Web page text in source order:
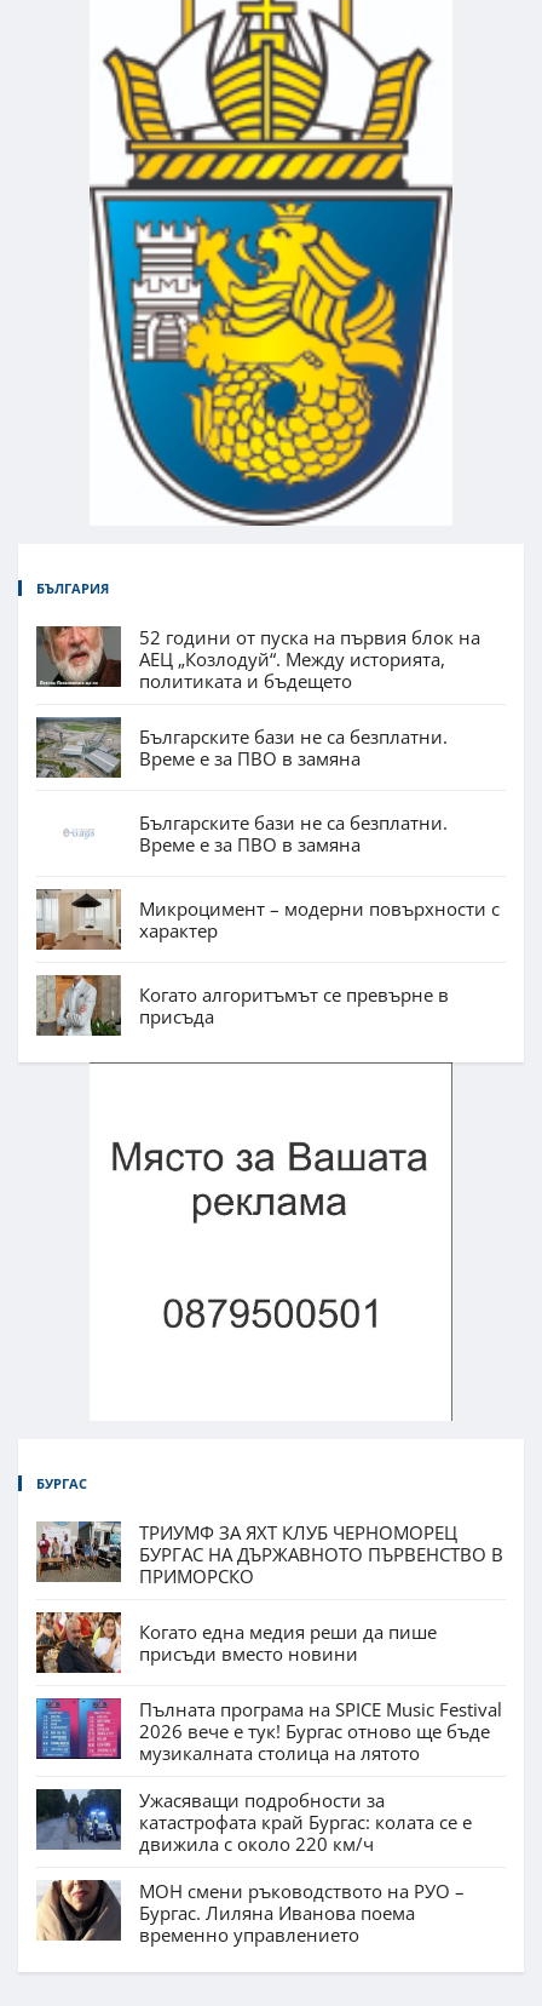
БЪЛГАРИЯ
52 години от пуска на първия блок на
АЕЦ „Козлодуй“. Между историята,
политиката и бъдещето
Българските бази не са безплатни.
Време е за ПВО в замяна
Българските бази не са безплатни.
Време е за ПВО в замяна
Микроцимент – модерни повърхности с
характер
Когато алгоритъмът се превърне в
присъда
БУРГАС
ТРИУМФ ЗА ЯХТ КЛУБ ЧЕРНОМОРЕЦ
БУРГАС НА ДЪРЖАВНОТО ПЪРВЕНСТВО В
ПРИМОРСКО
Когато една медия реши да пише
присъди вместо новини
Пълната програма на SPICE Music Festival
2026 вече е тук! Бургас отново ще бъде
музикалната столица на лятото
Ужасяващи подробности за
катастрофата край Бургас: колата се е
движила с около 220 км/ч
МОН смени ръководството на РУО –
Бургас. Лиляна Иванова поема
временно управлението